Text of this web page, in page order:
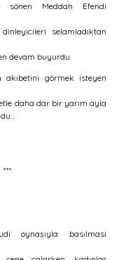
Meddah Efendi
selamladıktan
devam buyurdu.
akıbetini görmek isteyen
daha dar bir yarım ayla
***
oynaşıyla basılması